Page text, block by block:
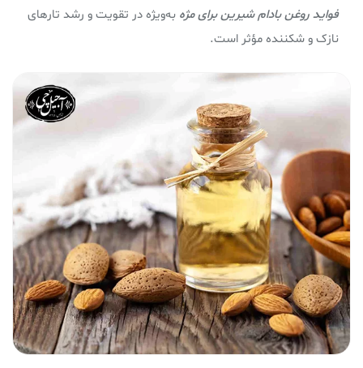
فواید روغن بادام شيرينبرای مژه به‌ویژه در تقویت و رشد تارهای
نازک و شکننده مؤثر است.